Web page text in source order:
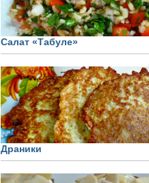
Салат «Табуле»
Драники